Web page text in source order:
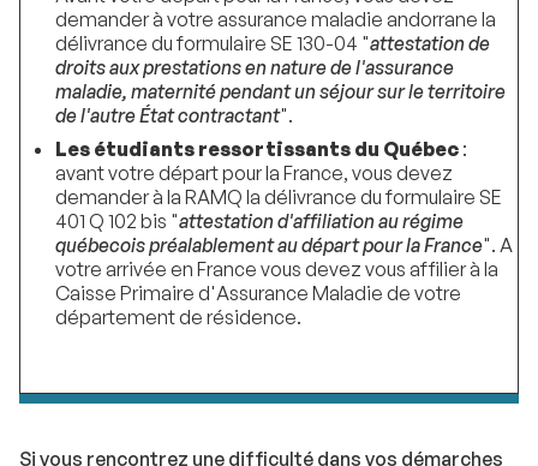
demander à votre assurance maladie andorrane la
délivrance du formulaire SE 130-04 "attestation de
droits aux prestations en nature de l'assurance
maladie, maternité pendant un séjour sur le territoire
de l'autre État contractant".
Les étudiants ressortissants du Québec:
avant votre départ pour la France, vous devez
demander à la RAMQ la délivrance du formulaire SE
401 Q 102 bis "attestation d'affiliation au régime
québecois préalablement au départ pour la France". A
votre arrivée en France vous devez vous affilier à la
Caisse Primaire d'Assurance Maladie de votre
département de résidence.
Si vous rencontrez une difficulté dans vos démarches